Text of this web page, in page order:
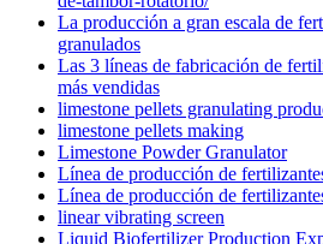
La producción a gran escala de
granulados
Las 3 líneas de fabricación de
más vendidas
limestone pellets granulating
limestone pellets making
Limestone Powder Granulator
Línea de producción de
Línea de producción de
linear vibrating screen
Liquid Biofertilizer Production